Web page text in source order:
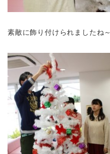
素敵に飾り付けられましたね～